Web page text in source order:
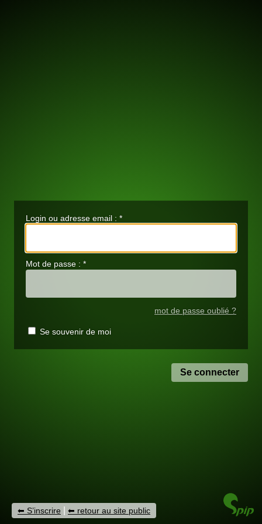
Login ou adresse email : *
Mot de passe : *
mot de passe oublié ?
Se souvenir de moi
S’inscrire retour au site public